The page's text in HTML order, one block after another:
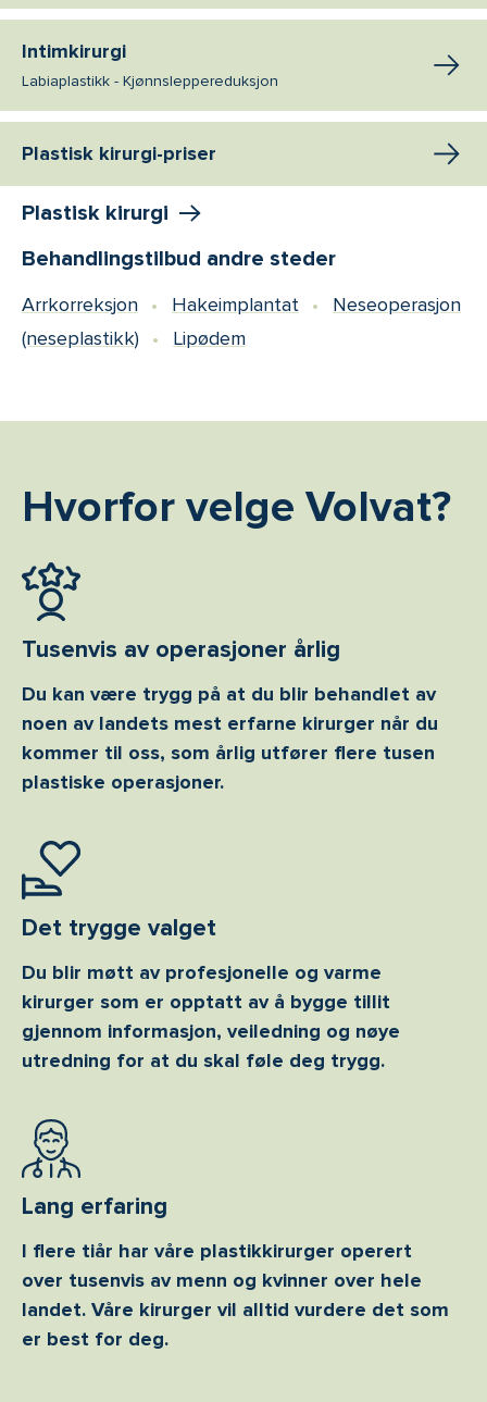
Intimkirurgi
Labiaplastikk - Kjønnsleppereduksjon
Plastisk kirurgi-priser
Plastisk kirurgi
Behandlingstilbud andre steder
Arrkorreksjon Hakeimplantat
Neseoperasjon
(neseplastikk)
Lipødem
Hvorfor velge Volvat?
Tusenvis av operasjoner årlig
Du kan være trygg på at du blir behandlet av
noen av landets mest erfarne kirurger når du
kommer til oss, som årlig utfører flere tusen
plastiske operasjoner.
Det trygge valget
Du blir møtt av profesjonelle og varme
kirurger som er opptatt av å bygge tillit
gjennom informasjon, veiledning og nøye
utredning for at du skal føle deg trygg.
Lang erfaring
I flere tiår har våre plastikkirurger operert
over tusenvis av menn og kvinner over hele
landet. Våre kirurger vil alltid vurdere det som
er best for deg.